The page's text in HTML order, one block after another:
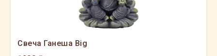
Свеча Ганеша Big